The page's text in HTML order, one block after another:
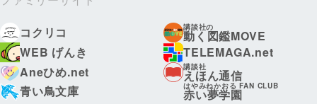
コクリコ
講談社の
動く図鑑MOVE
WEB げんき
TELEMAGA.net
Aneひめ.net
講談社
えほん通信
青い鳥文庫
はやみねかおる FAN CLUB
赤い夢学園